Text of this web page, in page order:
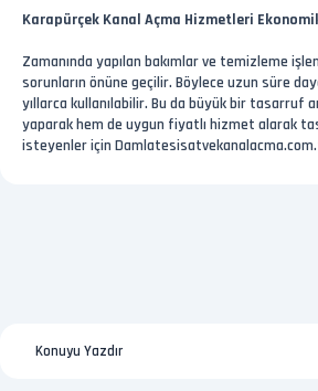
Karapürçek Kanal Açma Hizmetleri
Zamanında yapılan bakımlar ve temizleme
sorunların önüne geçilir. Böylece uzun süre
yıllarca kullanılabilir. Bu da büyük bir tasarruf
yaparak hem de uygun fiyatlı hizmet alarak
isteyenler için
Konuyu Yazdır